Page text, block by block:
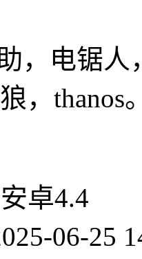
，电锯人
，thanos
卓4.4
06-25